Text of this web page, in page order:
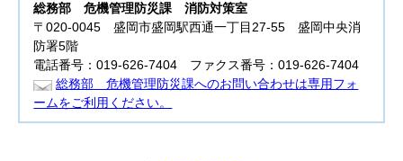
総務部 危機管理防災課消防対策室
〒020-0045 盛岡市盛岡駅西通一丁目27-55 盛岡中央消
防署5階
電話番号：019-626-7404 ファクス番号：019-626-7404
総務部 危機管理防災課へのお問い合わせは専用フォ
ームをご利用ください。